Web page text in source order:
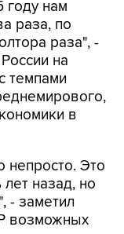
раза", -
на
темпами
в
Это
- заметил
возможных
случае
реформ,